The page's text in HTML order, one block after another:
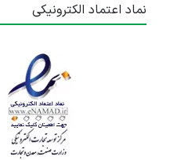
نماد اعتماد الکترونیکی